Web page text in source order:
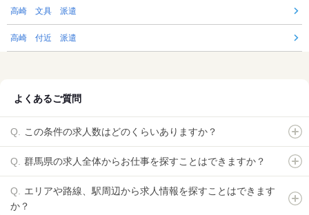
高崎 文具 派遣
高崎 付近 派遣
よくあるご質問
この条件の求人数はどのくらいありますか？
群馬県の求人全体からお仕事を探すことはできますか？
エリアや路線、駅周辺から求人情報を探すことはできます
か？